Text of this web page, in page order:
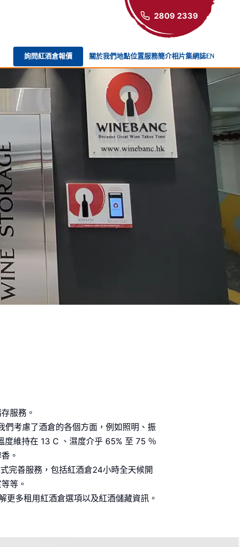
2809 2339
詢問紅酒倉報價 關於我們地點位置服務簡介相片集網誌EN
服務。
考慮了酒倉的各個方面，例如照明、振
度維持在 13 C 、濕度介乎 65% 至 75 ％
。
完善服務，包括紅酒倉24小時全天候開
等。
多租用紅酒倉選項以及紅酒儲藏資訊。